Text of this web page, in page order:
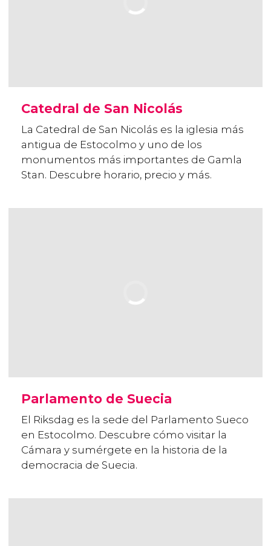
Catedral de San Nicolás
La Catedral de San Nicolás es la iglesia más
antigua de Estocolmo y uno de los
monumentos más importantes de Gamla
Stan. Descubre horario, precio y más.
Parlamento de Suecia
El Riksdag es la sede del Parlamento Sueco
en Estocolmo. Descubre cómo visitar la
Cámara y sumérgete en la historia de la
democracia de Suecia.